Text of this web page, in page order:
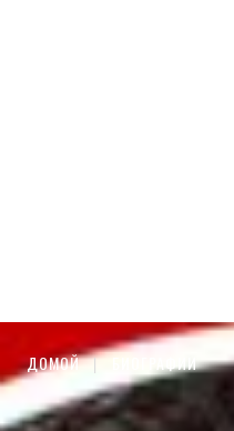
ДОМОЙ БИОГРАФИИ